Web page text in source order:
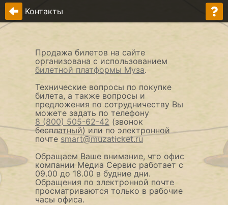
Контакты
Продажа билетов на сайте
организована с использованием
билетной платформы Муза.
Технические вопросы по покупке
билета, а также вопросы и
предложения по сотрудничеству Вы
можете задать по телефону
8 (800) 505-62-42 (звонок
бесплатный) или по электронной
почте smart@muzaticket.ru
Обращаем Ваше внимание, что офис
компании Медиа Сервис работает с
09.00 до 18.00 в будние дни.
Обращения по электронной почте
просматриваются только в рабочие
часы офиса.